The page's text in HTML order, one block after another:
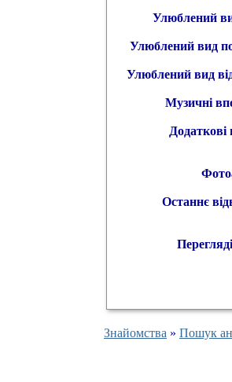
Улюблений
Улюблений вид
Улюблений вид
Музичні
Додаткові
Останнє
Знайомства » Пошук